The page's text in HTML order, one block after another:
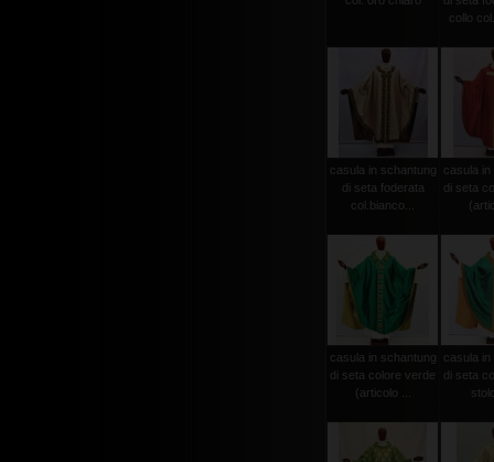
collo
casula in schantung
di seta foderata
col.bianco...
casula
di seta
casula in schantung
di seta colore verde
(articolo ...
casula
di seta